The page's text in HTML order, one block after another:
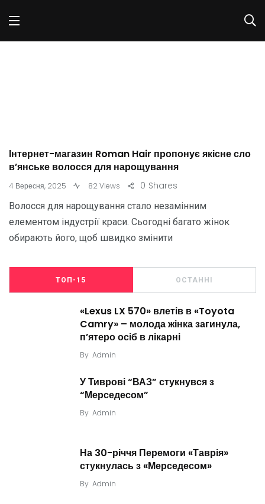
Інтернет-магазин Roman Hair пропонує якісне сло
в’янське волосся для нарощування
4 Вересня, 2025 82 Views Shares
0
Волосся для нарощування стало незамінним
елементом індустрії краси. Сьогодні багато жінок
обирають його, щоб швидко змінити
ТОП-15 ОСТАННІ
«Lexus LX 570» влетів в «Toyota
Camry» – молода жінка загинула,
п’ятеро осіб в лікарні
By Admin
У Тиврові “ВАЗ” стукнувся з
“Мерседесом”
By Admin
На 30-річчя Перемоги «Таврія»
стукнулась з «Мерседесом»
By Admin